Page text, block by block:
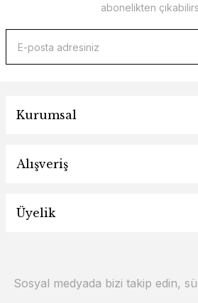
abonelikten
Kurumsal
Alışveriş
Üyelik
Sosyal medyada bizi takip edin,